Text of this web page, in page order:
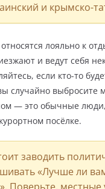
и крымско-
лояльно к
и ведут себя
если кто-то
случайно выбросите
— это обычные
посёлке.
заводить
«Лучше ли